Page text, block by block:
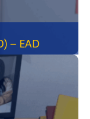
– EAD